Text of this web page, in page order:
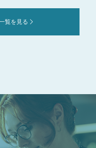
覧を見る